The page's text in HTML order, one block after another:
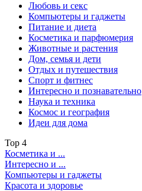
Любовь и секс
Компьютеры и гаджеты
Питание и диета
Косметика и парфюмерия
Животные и растения
Дом, семья и дети
Отдых и путешествия
Спорт и фитнес
Интересно и познавательно
Наука и техника
Космос и география
Идеи для дома
Top 4
Косметика и ...
Интересно и ...
Компьютеры и гаджеты
Красота и здоровье